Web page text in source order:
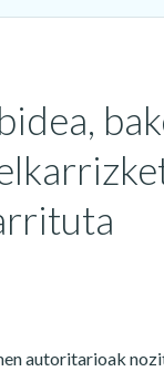
autoritarioak